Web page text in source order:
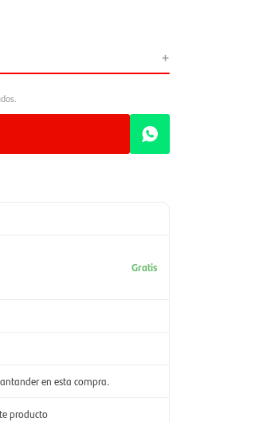
+
Gratis
en esta compra.
producto